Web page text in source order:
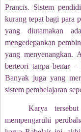
Prancis. Sistem
kurang tepat bagi para
yang diutamakan
mengedepankan
yang menyenangkan.
berteori tanpa benar –
Banyak juga yang
sistem pembelajaran
Karya
mempengaruhi